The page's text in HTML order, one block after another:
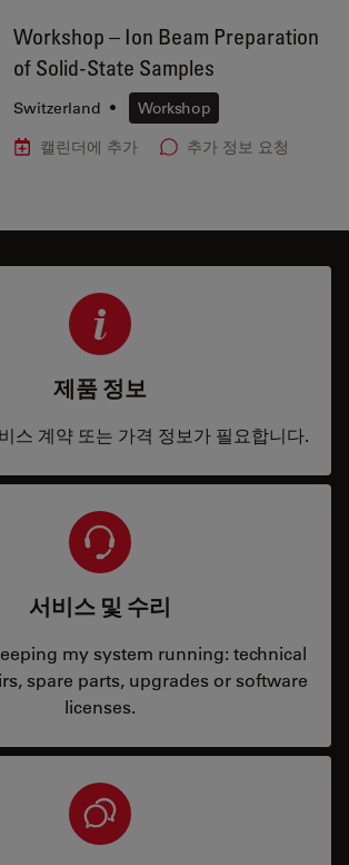
Workshop – Ion Beam Preparation
of Solid-State Samples
Switzerland •
Workshop
캘린더에 추가
추가 정보 요청
제품 정보
스 계약 또는 가격 정보가 필요합니다.
서비스 및 수리
my system running: technical
spare parts, upgrades or software
licenses.